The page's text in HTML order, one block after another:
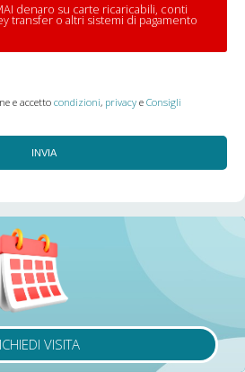
denaro su carte ricaricabili, conti
transfer o altri sistemi di pagamento
e accetto condizioni, privacy e Consigli
INVIA
VISITA